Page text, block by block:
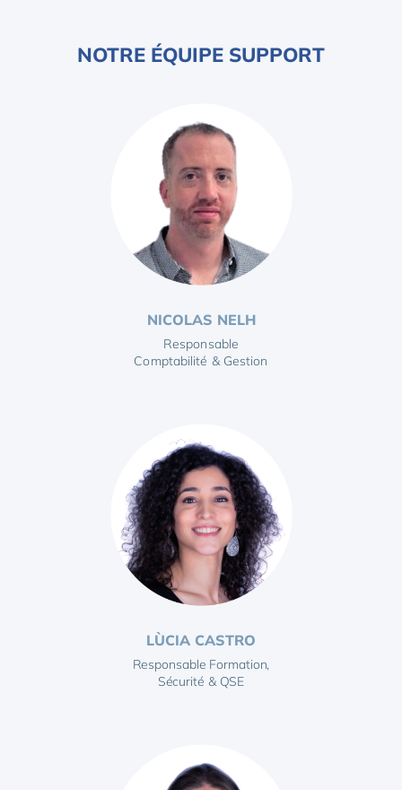
NOTRE ÉQUIPE SUPPORT
NICOLAS NELH
Responsable
Comptabilité & Gestion
LÙCIA CASTRO
Responsable Formation,
Sécurité & QSE